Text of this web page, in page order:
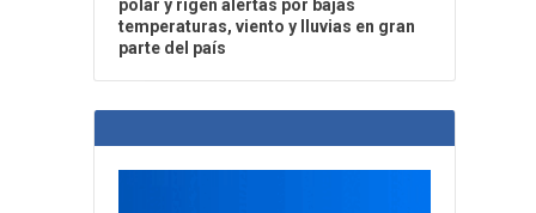
polar y rigen alertas por bajas
temperaturas, viento y lluvias en gran
parte del país